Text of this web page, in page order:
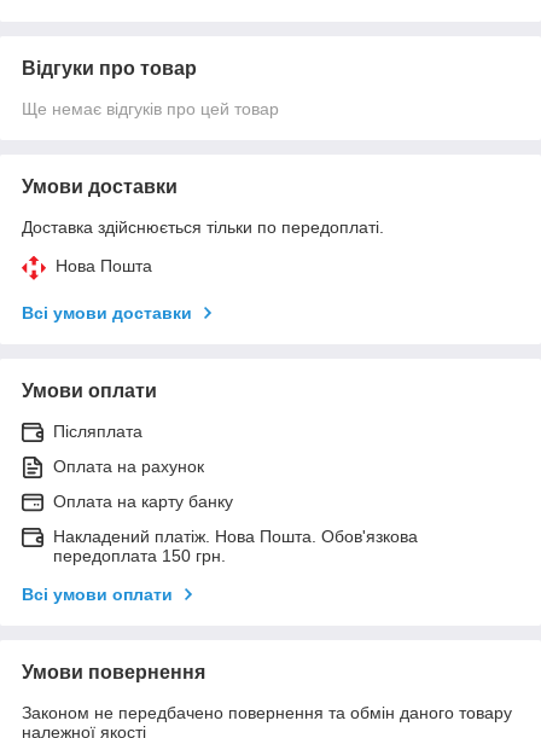
Відгуки про товар
Ще немає відгуків про цей товар
Умови доставки
Доставка здійснюється тільки по передоплаті.
Нова Пошта
Всі умови доставки
Умови оплати
Післяплата
Оплата на рахунок
Оплата на карту банку
Накладений платіж. Нова Пошта. Обов'язкова
передоплата 150 грн.
Всі умови оплати
Умови повернення
Законом не передбачено повернення та обмін даного товару
належної якості